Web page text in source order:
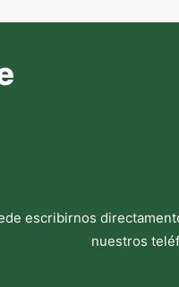
escribirnos
nuestros